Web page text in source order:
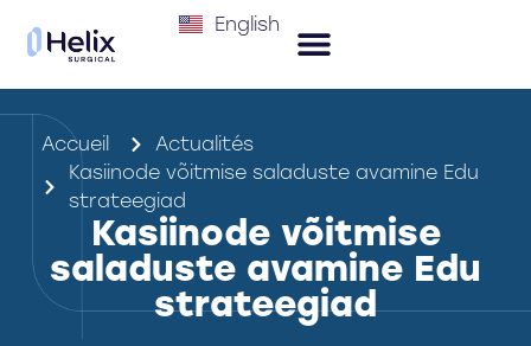
English
Accueil
Actualités
Kasiinode võitmise saladuste avamine Edu
strateegiad
Kasiinode võitmise
saladuste avamine Edu
strateegiad